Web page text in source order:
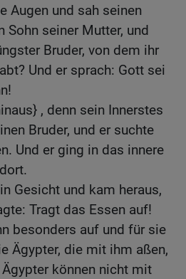
Augen und sah seinen
Sohn seiner Mutter, und
Bruder, von dem ihr
Und er sprach: Gott sei
, denn sein Innerstes
Bruder, und er suchte
Und er ging in das innere
Gesicht und kam heraus,
Tragt das Essen auf!
besonders auf und für sie
Ägypter, die mit ihm aßen,
können nicht mit